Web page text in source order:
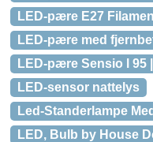
LED-pære E27
LED-pære med
LED-pære Sensio l 95
LED-sensor nattelys
Led-Standerlampe
LED, Bulb by House